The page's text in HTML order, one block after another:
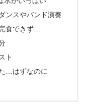
ンスやバンド演奏
食できず…
ト
…はずなのに